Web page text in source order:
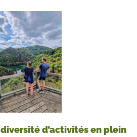
diversité d’activités en plein